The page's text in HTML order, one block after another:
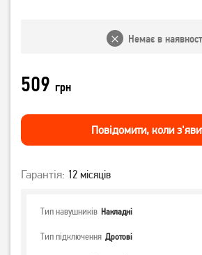
Немає в
509 грн
Повiдомити, коли
Гарантія: 12 місяців
Тип навушників Накладні
Тип підключення Дротові